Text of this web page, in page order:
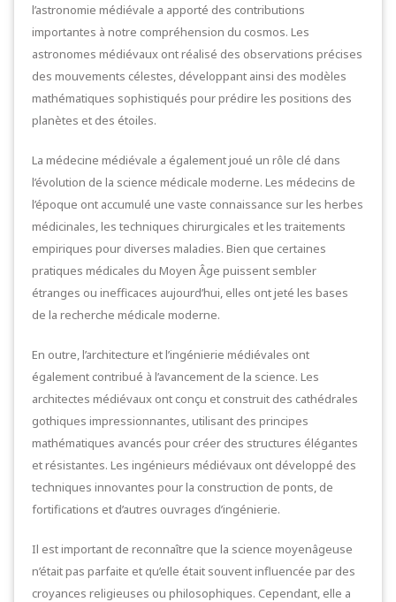
l’astronomie médiévale a apporté des contributions
importantes à notre compréhension du cosmos. Les
astronomes médiévaux ont réalisé des observations précises
des mouvements célestes, développant ainsi des modèles
mathématiques sophistiqués pour prédire les positions des
planètes et des étoiles.
La médecine médiévale a également joué un rôle clé dans
l’évolution de la science médicale moderne. Les médecins de
l’époque ont accumulé une vaste connaissance sur les herbes
médicinales, les techniques chirurgicales et les traitements
empiriques pour diverses maladies. Bien que certaines
pratiques médicales du Moyen Âge puissent sembler
étranges ou inefficaces aujourd’hui, elles ont jeté les bases
de la recherche médicale moderne.
En outre, l’architecture et l’ingénierie médiévales ont
également contribué à l’avancement de la science. Les
architectes médiévaux ont conçu et construit des cathédrales
gothiques impressionnantes, utilisant des principes
mathématiques avancés pour créer des structures élégantes
et résistantes. Les ingénieurs médiévaux ont développé des
techniques innovantes pour la construction de ponts, de
fortifications et d’autres ouvrages d’ingénierie.
Il est important de reconnaître que la science moyenâgeuse
n’était pas parfaite et qu’elle était souvent influencée par des
croyances religieuses ou philosophiques. Cependant, elle a